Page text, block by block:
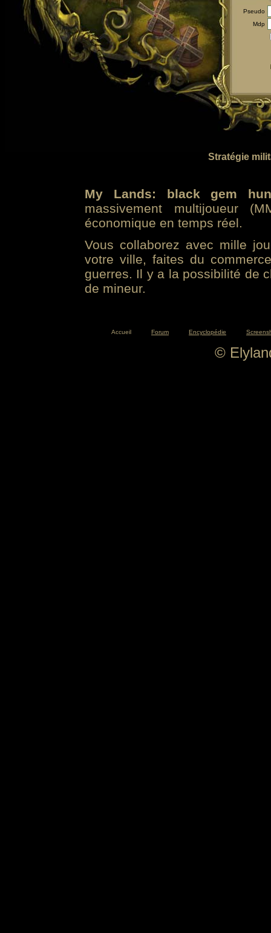
Pseudo
Mdp
Stratégie
My Lands: black gem
massivement multijoueur
économique en temps réel.
Vous collaborez avec mille
votre ville, faites du
guerres. Il y a la possibilité de
de mineur.
Accueil Forum Encyclopédie
©